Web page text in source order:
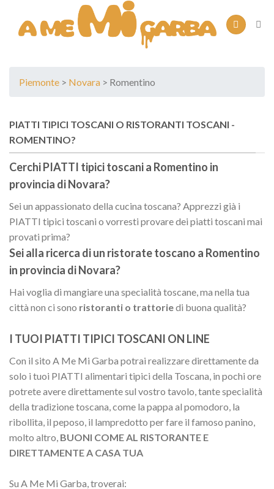
content
Piemonte > Novara > Romentino
PIATTI TIPICI TOSCANI O RISTORANTI TOSCANI -
ROMENTINO?
Cerchi PIATTI tipici toscani a Romentino in
provincia diNovara?
Sei un appassionato della cucina toscana? Apprezzi già i
PIATTI tipici toscani o vorresti provare dei piatti toscani mai
provati prima?
Sei alla ricerca di un ristorate toscano a Romentino
in provincia diNovara?
Hai voglia di mangiare una specialità toscane, ma nella tua
città non ci sono ristoranti o trattoriedi buona qualità?
I TUOI PIATTI TIPICI TOSCANI ON LINE
Con il sito A Me Mi Garba potrai realizzare direttamente da
solo i tuoi PIATTI alimentari tipici della Toscana, in pochi ore
potrete avere direttamente sul vostro tavolo, tante specialità
della tradizione toscana, come la pappa al pomodoro, la
ribollita, il peposo, il lampredotto per fare il famoso panino,
molto altro, BUONI COME AL RISTORANTE E
DIRETTAMENTE A CASA TUA
Su A Me Mi Garba, troverai: